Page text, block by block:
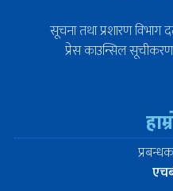
सूचना तथा प्रशारण विभाग
प्रेस काउन्सिल